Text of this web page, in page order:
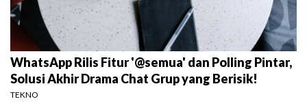
WhatsApp Rilis Fitur '@semua' dan Polling Pintar,
Solusi Akhir Drama Chat Grup yang Berisik!
TEKNO